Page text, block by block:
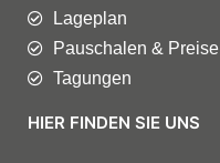
Lageplan
Pauschalen & Preise
Tagungen
HIER FINDEN SIE UNS